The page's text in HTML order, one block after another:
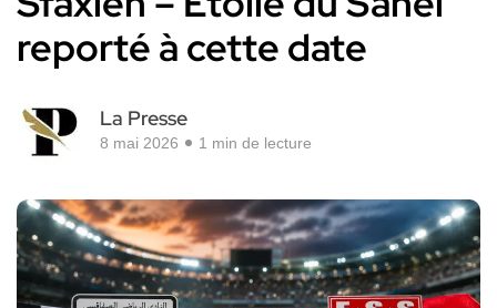
reporté à cette date
La Presse
8 mai 2026 1 min de lecture